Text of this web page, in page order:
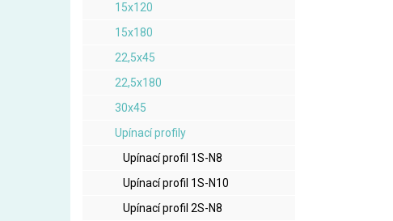
15x120
15x180
22,5x45
22,5x180
30x45
Upínací profily
Upínací profil 1S-N8
Upínací profil 1S-N10
Upínací profil 2S-N8